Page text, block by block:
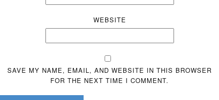
WEBSITE
SAVE MY NAME, EMAIL, AND WEBSITE IN THIS BROWSER
FOR THE NEXT TIME I COMMENT.